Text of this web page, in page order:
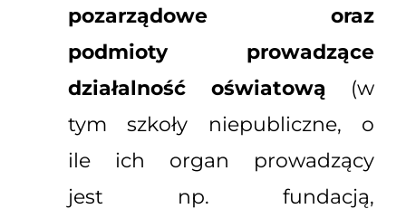
pozarządowe oraz
podmioty prowadzące
działalność oświatową (w
tym szkoły niepubliczne, o
ile ich organ prowadzący
jest np. fundacją,